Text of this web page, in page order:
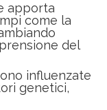
apporta
come la
del
influenzate
genetici,